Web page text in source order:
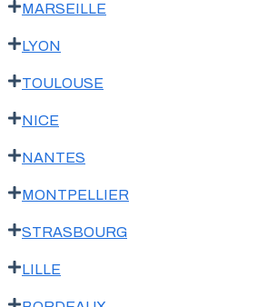
MARSEILLE
LYON
TOULOUSE
NICE
NANTES
MONTPELLIER
STRASBOURG
LILLE